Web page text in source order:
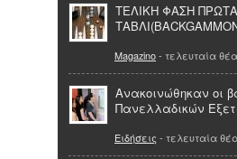
ΤΕΛΙΚΗ ΦΑΣΗ
Magazino- τελευταία
Ανακοινώθηκαν οι
Πανελλαδικών
Ειδήσεις - τελευταία